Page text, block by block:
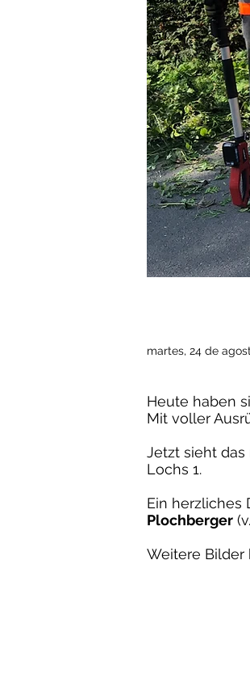
martes, 24 de
Heute haben
Mit voller
Jetzt sieht
Lochs 1.
Ein herzliches
Plochberger
Weitere Bilder